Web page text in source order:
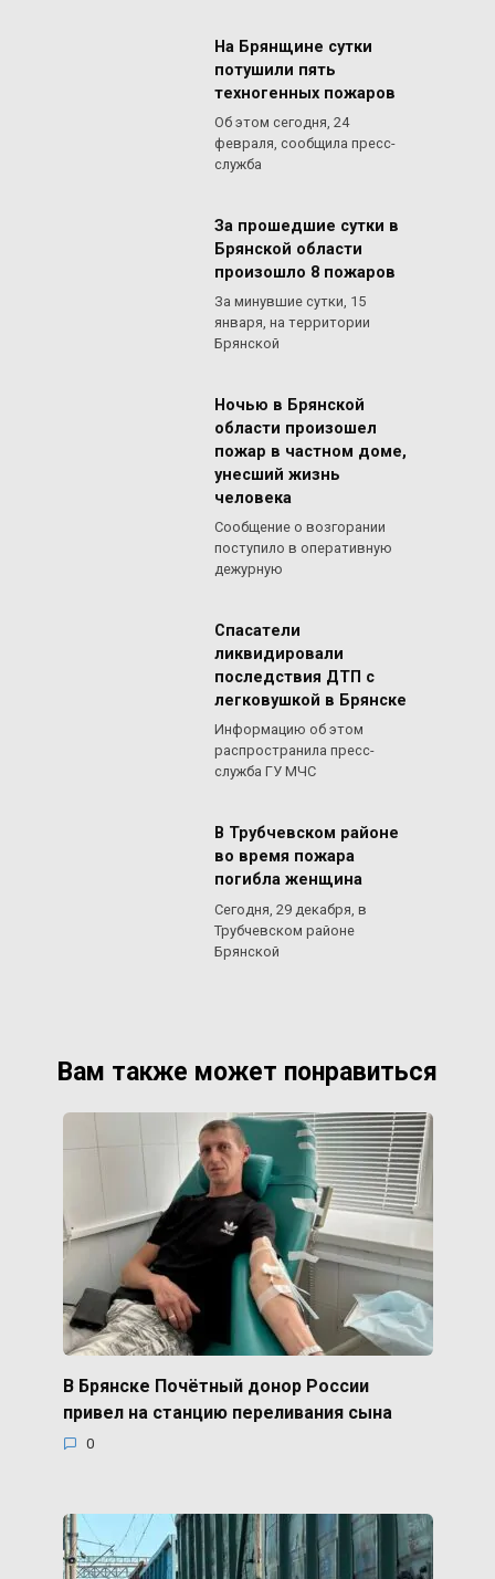
На Брянщине сутки
потушили пять
техногенных пожаров
Об этом сегодня, 24
февраля, сообщила пресс-
служба
За прошедшие сутки в
Брянской области
произошло 8 пожаров
За минувшие сутки, 15
января, на территории
Брянской
Ночью в Брянской
области произошел
пожар в частном доме,
унесший жизнь
человека
Сообщение о возгорании
поступило в оперативную
дежурную
Спасатели
ликвидировали
последствия ДТП с
легковушкой в Брянске
Информацию об этом
распространила пресс-
служба ГУ МЧС
В Трубчевском районе
во время пожара
погибла женщина
Сегодня, 29 декабря, в
Трубчевском районе
Брянской
Вам также может понравиться
В Брянске Почётный донор России
привел на станцию переливания сына
0